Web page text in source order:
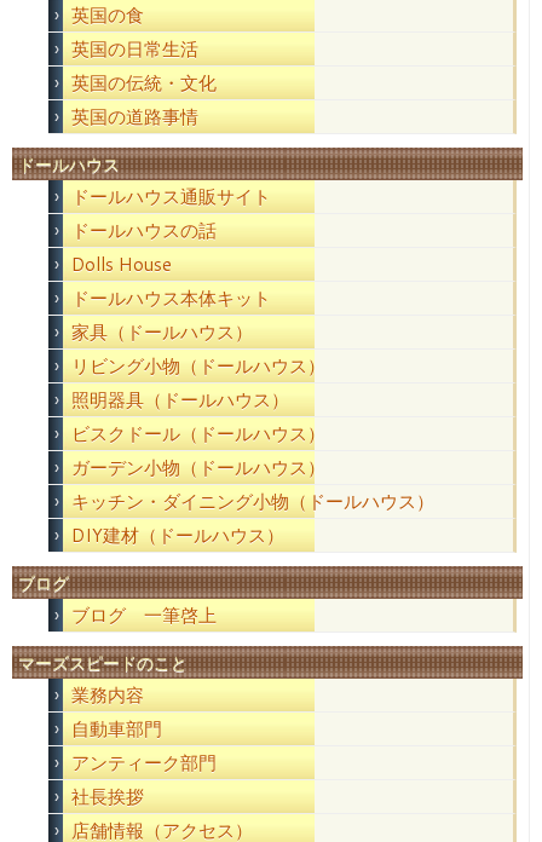
英国の食
英国の日常生活
英国の伝統・文化
英国の道路事情
ドールハウス
ドールハウス通販サイト
ドールハウスの話
Dolls House
ドールハウス本体キット
家具（ドールハウス）
リビング小物（ドールハウス）
照明器具（ドールハウス）
ビスクドール（ドールハウス）
ガーデン小物（ドールハウス）
キッチン・ダイニング小物（ドールハウス）
DIY建材（ドールハウス）
ブログ
ブログ 一筆啓上
マーズスピードのこと
業務内容
自動車部門
アンティーク部門
社長挨拶
店舗情報（アクセス）